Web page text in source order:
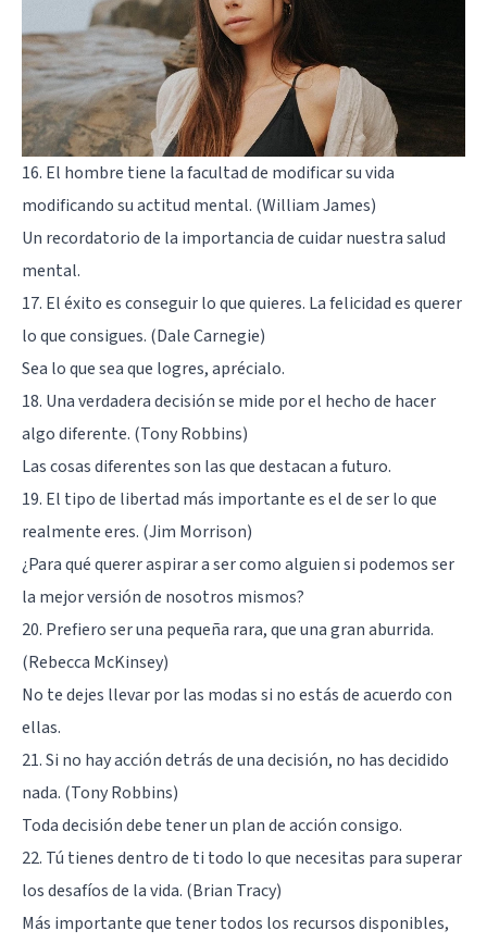
16. El hombre tiene la facultad de modificar su vida
modificando su actitud mental. (William James)
Un recordatorio de la importancia de cuidar nuestra salud
mental.
17. El éxito es conseguir lo que quieres. La felicidad es querer
lo que consigues. (Dale Carnegie)
Sea lo que sea que logres, aprécialo.
18. Una verdadera decisión se mide por el hecho de hacer
algo diferente. (Tony Robbins)
Las cosas diferentes son las que destacan a futuro.
19. El tipo de libertad más importante es el de ser lo que
realmente eres. (Jim Morrison)
¿Para qué querer aspirar a ser como alguien si podemos ser
la mejor versión de nosotros mismos?
20. Prefiero ser una pequeña rara, que una gran aburrida.
(Rebecca McKinsey)
No te dejes llevar por las modas si no estás de acuerdo con
ellas.
21. Si no hay acción detrás de una decisión, no has decidido
nada. (Tony Robbins)
Toda decisión debe tener un plan de acción consigo.
22. Tú tienes dentro de ti todo lo que necesitas para superar
los desafíos de la vida. (Brian Tracy)
Más importante que tener todos los recursos disponibles,